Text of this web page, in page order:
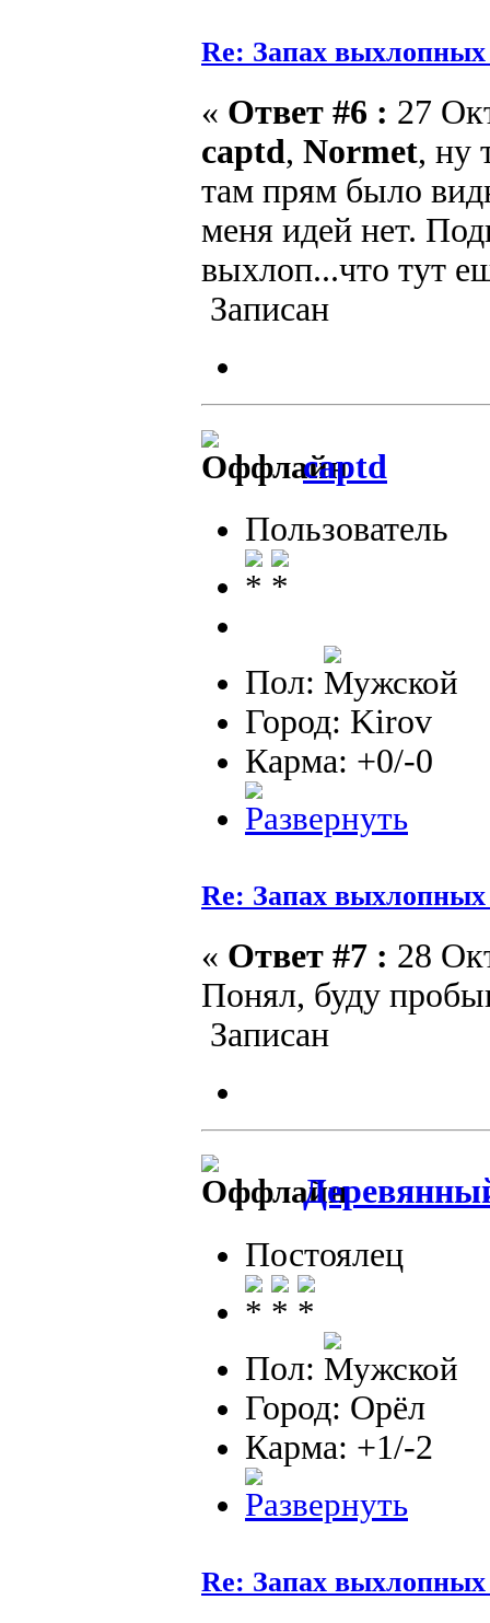
Re: Запах выхлопных
« Ответ #6 : 27
captd, Normet, ну
там прям было
меня идей нет.
выхлоп...что тут
Записан
captd
Пользователь
Пол:
Город: Kirov
Карма: +0/-0
Re: Запах выхлопных
« Ответ #7 : 28
Понял, буду
Записан
Постоялец
Пол:
Город: Орёл
Карма: +1/-2
Re: Запах выхлопных